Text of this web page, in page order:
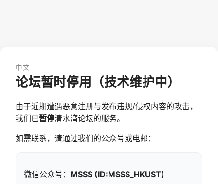
中文
论坛暂时停用（技术维护中）
由于近期遭遇恶意注册与发布违规/侵权内容的攻击，
我们已暂停清水湾论坛的服务。
如需联系，请通过我们的公众号或电邮：
微信公众号： MSSS (ID:MSSS_HKUST)